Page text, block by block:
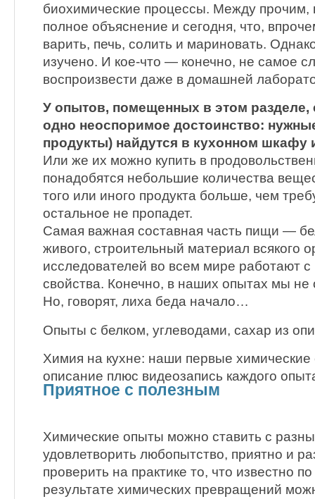
биохимические процессы. Между прочим,
полное объяснение и сегодня, что,
варить, печь, солить и мариновать.
изучено. И кое-что — конечно, не самое
воспроизвести даже в домашней
У опытов, помещенных в этом
одно неоспоримое достоинство:
продукты) найдутся в кухонном шкафу
Или же их можно купить в
понадобятся небольшие количества
того или иного продукта больше, чем
остальное не пропадет.
Самая важная составная часть пищи —
живого, строительный материал всякого
исследователей во всем мире работают с
свойства. Конечно, в наших опытах мы не
Но, говорят, лиха беда начало…
Опыты с белком, углеводами, сахар из
Химия на кухне: наши первые
описание плюс видеозапись каждого
Приятное с полезным
Химические опыты можно ставить с
удовлетворить любопытство, приятно и
проверить на практике то, что известно
результате химических превращений